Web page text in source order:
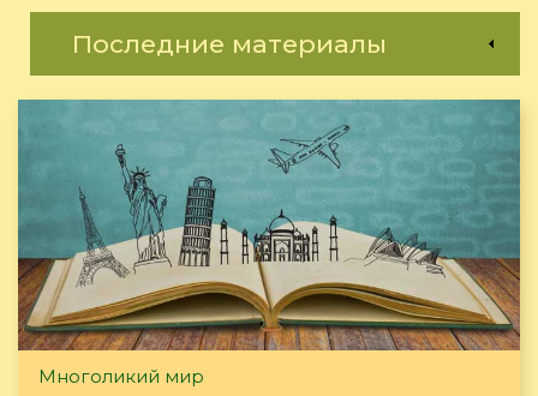
Последние материалы
Многоликий мир